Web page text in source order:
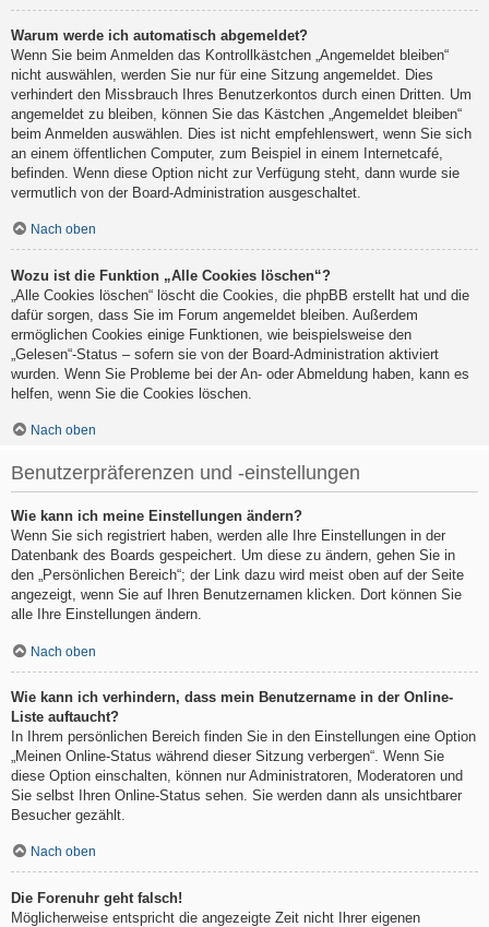
Warum werde ich automatisch abgemeldet?
Wenn Sie beim Anmelden das Kontrollkästchen „Angemeldet bleiben“
nicht auswählen, werden Sie nur für eine Sitzung angemeldet. Dies
verhindert den Missbrauch Ihres Benutzerkontos durch einen Dritten. Um
angemeldet zu bleiben, können Sie das Kästchen „Angemeldet bleiben“
beim Anmelden auswählen. Dies ist nicht empfehlenswert, wenn Sie sich
an einem öffentlichen Computer, zum Beispiel in einem Internetcafé,
befinden. Wenn diese Option nicht zur Verfügung steht, dann wurde sie
vermutlich von der Board-Administration ausgeschaltet.
Nach oben
Wozu ist die Funktion „Alle Cookies löschen“?
„Alle Cookies löschen“ löscht die Cookies, die phpBB erstellt hat und die
dafür sorgen, dass Sie im Forum angemeldet bleiben. Außerdem
ermöglichen Cookies einige Funktionen, wie beispielsweise den
„Gelesen“-Status – sofern sie von der Board-Administration aktiviert
wurden. Wenn Sie Probleme bei der An- oder Abmeldung haben, kann es
helfen, wenn Sie die Cookies löschen.
Nach oben
Benutzerpräferenzen und -einstellungen
Wie kann ich meine Einstellungen ändern?
Wenn Sie sich registriert haben, werden alle Ihre Einstellungen in der
Datenbank des Boards gespeichert. Um diese zu ändern, gehen Sie in
den „Persönlichen Bereich“; der Link dazu wird meist oben auf der Seite
angezeigt, wenn Sie auf Ihren Benutzernamen klicken. Dort können Sie
alle Ihre Einstellungen ändern.
Nach oben
Wie kann ich verhindern, dass mein Benutzername in der Online-
Liste auftaucht?
In Ihrem persönlichen Bereich finden Sie in den Einstellungen eine Option
„Meinen Online-Status während dieser Sitzung verbergen“. Wenn Sie
diese Option einschalten, können nur Administratoren, Moderatoren und
Sie selbst Ihren Online-Status sehen. Sie werden dann als unsichtbarer
Besucher gezählt.
Nach oben
Die Forenuhr geht falsch!
Möglicherweise entspricht die angezeigte Zeit nicht Ihrer eigenen